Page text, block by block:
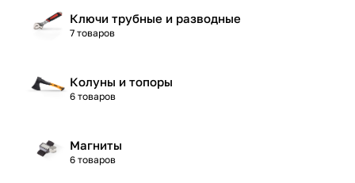
Ключи трубные и разводные
7 товаров
Колуны и топоры
6 товаров
Магниты
6 товаров